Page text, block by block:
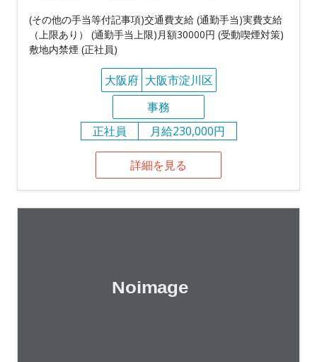
(その他の手当等付記事項)交通費支給 (通勤手当)実費支給
（上限あり） (通勤手当上限)月額30000円 (受動喫煙対策)
敷地内禁煙 (正社員)
大阪府 大阪市淀川区
事務
正社員
月給230,000円
詳細を見る